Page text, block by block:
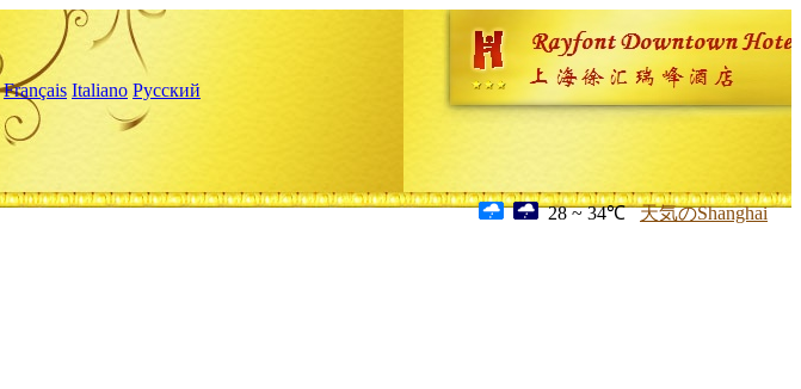
Français Italiano Русский
28 ~ 34℃ 天気のShanghai